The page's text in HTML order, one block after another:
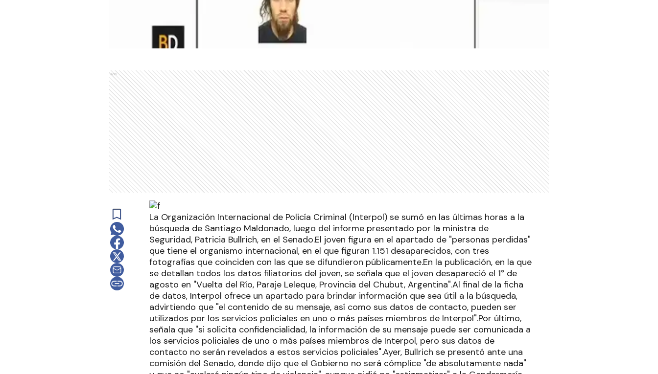
Ads
La Organización Internacional de Policía Criminal (Interpol) se sumó en las últimas horas a la
búsqueda de Santiago Maldonado, luego del informe presentado por la ministra de
Seguridad, Patricia Bullrich, en el Senado.El joven figura en el apartado de "personas perdidas"
que tiene el organismo internacional, en el que figuran 1.151 desaparecidos, con tres
fotografías que coinciden con las que se difundieron públicamente.En la publicación, en la que
se detallan todos los datos filiatorios del joven, se señala que el joven desapareció el 1° de
agosto en "Vuelta del Río, Paraje Leleque, Provincia del Chubut, Argentina".Al final de la ficha
de datos, Interpol ofrece un apartado para brindar información que sea útil a la búsqueda,
advirtiendo que "el contenido de su mensaje, así como sus datos de contacto, pueden ser
utilizados por los servicios policiales en uno o más países miembros de Interpol".Por último,
señala que "si solicita confidencialidad, la información de su mensaje puede ser comunicada a
los servicios policiales de uno o más países miembros de Interpol, pero sus datos de
contacto no serán revelados a estos servicios policiales".Ayer, Bullrich se presentó ante una
comisión del Senado, donde dijo que el Gobierno no será cómplice "de absolutamente nada"